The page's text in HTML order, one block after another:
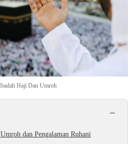
Haji Dan Umroh
−
dan Pengalaman Ruhani